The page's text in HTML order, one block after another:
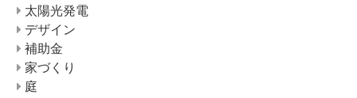
太陽光発電
デザイン
補助金
家づくり
庭